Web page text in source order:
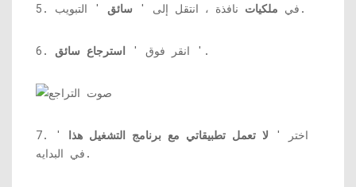
5. في ملكيات نافذة ، انتقل إلى ' سائق ' التبويب.
6. انقر فوق ' استرجاع سائق '.
7. اختر ' لا تعمل تطبيقاتي مع برنامج التشغيل هذا '
في البدايه.